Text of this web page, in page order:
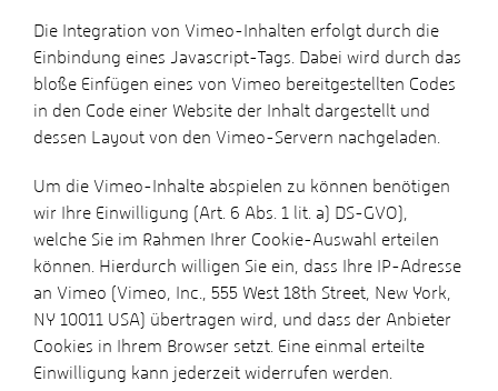
Die Integration von Vimeo-Inhalten erfolgt durch die
Einbindung eines Javascript-Tags. Dabei wird durch das
bloße Einfügen eines von Vimeo bereitgestellten Codes
in den Code einer Website der Inhalt dargestellt und
dessen Layout von den Vimeo-Servern nachgeladen.
Um die Vimeo-Inhalte abspielen zu können benötigen
wir Ihre Einwilligung (Art. 6 Abs. 1 lit. a) DS-GVO),
welche Sie im Rahmen Ihrer Cookie-Auswahl erteilen
können. Hierdurch willigen Sie ein, dass Ihre IP-Adresse
an Vimeo (Vimeo, Inc., 555 West 18th Street, New York,
NY 10011 USA) übertragen wird, und dass der Anbieter
Cookies in Ihrem Browser setzt. Eine einmal erteilte
Einwilligung kann jederzeit widerrufen werden.